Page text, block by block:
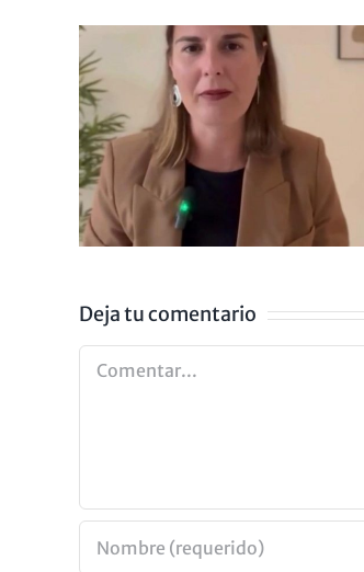
LA ANSIEDAD
NO EXISTE
Deja tu comentario
Comentar